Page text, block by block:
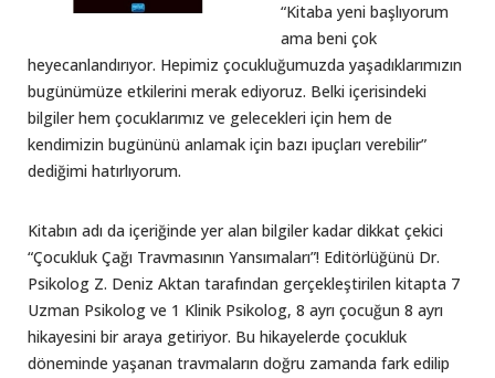
“Kitaba yeni başlıyorum
ama beni çok
heyecanlandırıyor. Hepimiz çocukluğumuzda yaşadıklarımızın
bugünümüze etkilerini merak ediyoruz. Belki içerisindeki
bilgiler hem çocuklarımız ve gelecekleri için hem de
kendimizin bugününü anlamak için bazı ipuçları verebilir”
dediğimi hatırlıyorum.
Kitabın adı da içeriğinde yer alan bilgiler kadar dikkat çekici
“Çocukluk Çağı Travmasının Yansımaları”! Editörlüğünü Dr.
Psikolog Z. Deniz Aktan tarafından gerçekleştirilen kitapta 7
Uzman Psikolog ve 1 Klinik Psikolog, 8 ayrı çocuğun 8 ayrı
hikayesini bir araya getiriyor. Bu hikayelerde çocukluk
döneminde yaşanan travmaların doğru zamanda fark edilip